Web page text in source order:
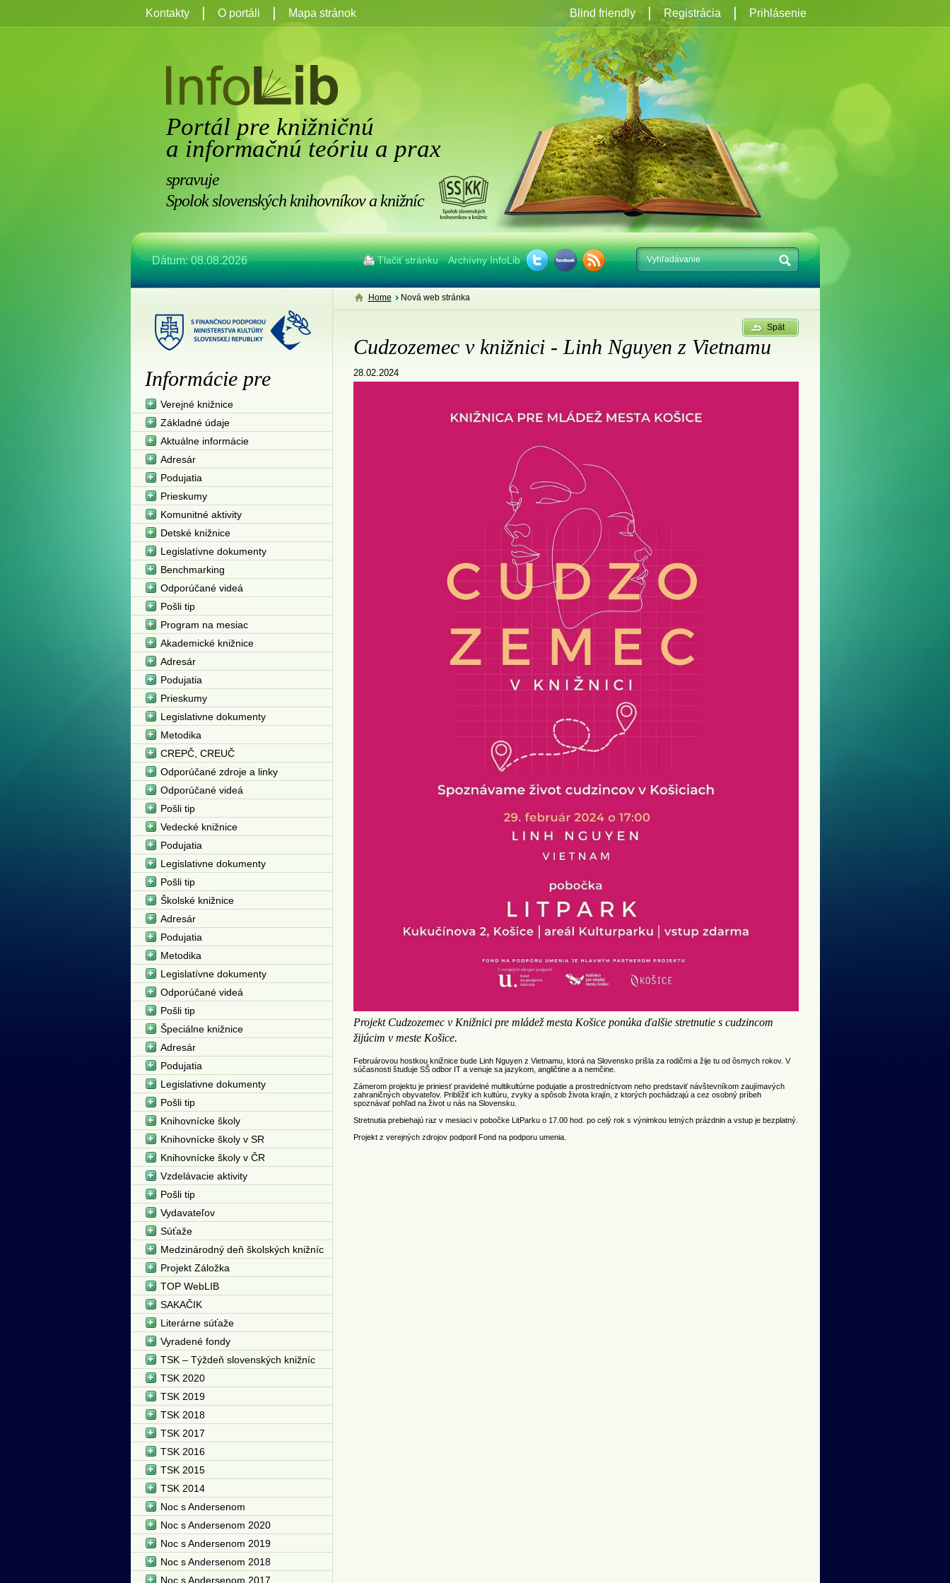
Portál pre knižničnú
a informačnú teóriu a prax
spravuje
Spolok slovenských knihovníkov a knižníc
Dátum: 08.08.2026 Tlačiť stránku Archívny InfoLib
Kontakty O portáli Mapa stránok Registrácia Prihlásenie
Blind friendly
Home Nová web stránka
Spät
Cudzozemec v knižnici - Linh Nguyen z Vietnamu
28.02.2024
Projekt Cudzozemec v Knižnici pre mládež mesta Košice ponúka ďalšie stretnutie s cudzincom
žijúcim v meste Košice.
Februárovou hostkou knižnice bude Linh Nguyen z Vietnamu, ktorá na Slovensko prišla za rodičmi a žije tu od ôsmych rokov. V
súčasnosti študuje SŠ odbor IT a venuje sa jazykom, angličtine a a nemčine.
Zámerom projektu je priniesť pravidelné multikultúrne podujatie a prostredníctvom neho predstaviť návštevníkom zaujímavých
zahraničných obyvateľov. Priblížiť ich kultúru, zvyky a spôsob života krajín, z ktorých pochádzajú a cez osobný príbeh
spoznávať pohľad na život u nás na Slovensku.
Stretnutia prebiehajú raz v mesiaci v pobočke LitParku o 17.00 hod. po celý rok s výnimkou letných prázdnin a vstup je bezplatný.
Projekt z verejných zdrojov podporil Fond na podporu umenia.
Informácie pre
Verejné knižnice
Základné údaje
Aktuálne informácie
Adresár
Podujatia
Prieskumy
Komunitné aktivity
Detské knižnice
Legislatívne dokumenty
Benchmarking
Odporúčané videá
Pošli tip
Program na mesiac
Akademické knižnice
Adresár
Podujatia
Prieskumy
Legislativne dokumenty
Metodika
CREPČ, CREUČ
Odporúčané zdroje a linky
Odporúčané videá
Pošli tip
Vedecké knižnice
Podujatia
Legislativne dokumenty
Pošli tip
Školské knižnice
Adresár
Podujatia
Metodika
Legislatívne dokumenty
Odporúčané videá
Pošli tip
Špeciálne knižnice
Adresár
Podujatia
Legislativne dokumenty
Pošli tip
Knihovnícke školy
Knihovnícke školy v SR
Knihovnícke školy v ČR
Vzdelávacie aktivity
Pošli tip
Vydavateľov
Súťaže
Medzinárodný deň školských knižníc
Projekt Záložka
TOP WebLIB
SAKAČIK
Literárne súťaže
Vyradené fondy
TSK – Týždeň slovenských knižníc
TSK 2020
TSK 2019
TSK 2018
TSK 2017
TSK 2016
TSK 2015
TSK 2014
Noc s Andersenom
Noc s Andersenom 2020
Noc s Andersenom 2019
Noc s Andersenom 2018
Noc s Andersenom 2017